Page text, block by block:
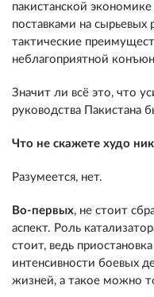
пакистанской
поставками на
тактические
неблагоприятной
Значит ли всё это, что
руководства Пакистана
Что не скажете худо
Разумеется, нет.
Во-первых, не стоит
аспект. Роль
стоит, ведь
интенсивности боевых
жизней, а такое можно